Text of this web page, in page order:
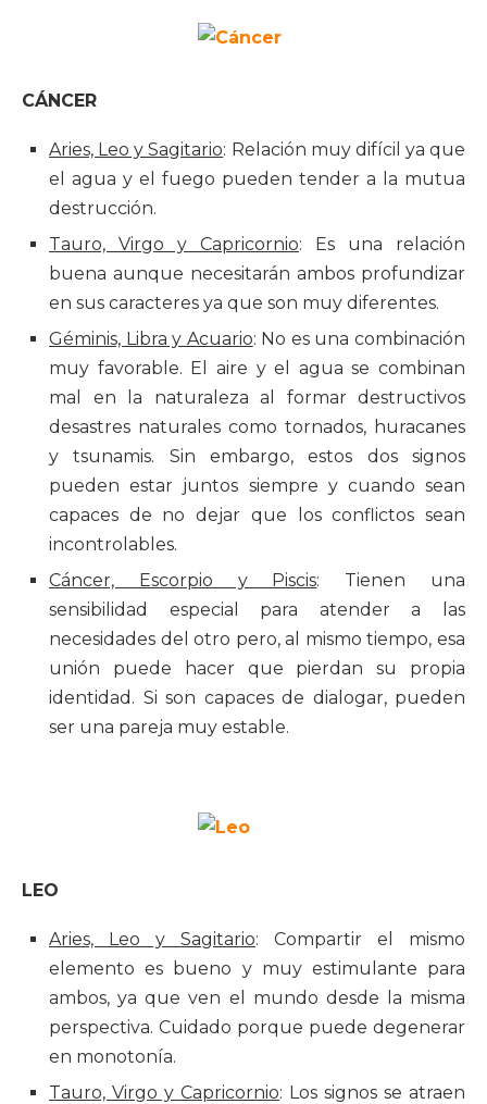
CÁNCER
Aries, Leo y Sagitario: Relación muy difícil ya que
el agua y el fuego pueden tender a la mutua
destrucción.
Tauro, Virgo y Capricornio: Es una relación
buena aunque necesitarán ambos profundizar
en sus caracteres ya que son muy diferentes.
Géminis, Libra y Acuario: No es una combinación
muy favorable. El aire y el agua se combinan
mal en la naturaleza al formar destructivos
desastres naturales como tornados, huracanes
y tsunamis. Sin embargo, estos dos signos
pueden estar juntos siempre y cuando sean
capaces de no dejar que los conflictos sean
incontrolables.
Cáncer, Escorpio y Piscis: Tienen una
sensibilidad especial para atender a las
necesidades del otro pero, al mismo tiempo, esa
unión puede hacer que pierdan su propia
identidad. Si son capaces de dialogar, pueden
ser una pareja muy estable.
LEO
Aries, Leo y Sagitario: Compartir el mismo
elemento es bueno y muy estimulante para
ambos, ya que ven el mundo desde la misma
perspectiva. Cuidado porque puede degenerar
en monotonía.
Tauro, Virgo y Capricornio: Los signos se atraen